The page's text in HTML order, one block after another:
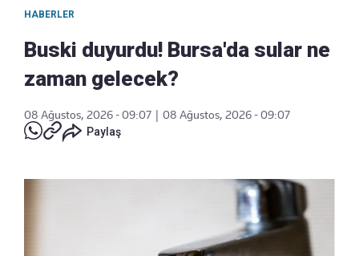
HABERLER
Buski duyurdu! Bursa'da sular ne
zaman gelecek?
08 Ağustos, 2026 - 09:07
08 Ağustos, 2026 - 09:07
Paylaş